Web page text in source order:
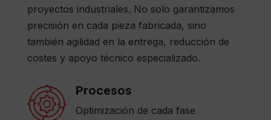
proyectos industriales. No solo garantizamos
precisión en cada pieza fabricada, sino
también agilidad en la entrega, reducción de
costes y apoyo técnico especializado.
Procesos
Optimización de cada fase